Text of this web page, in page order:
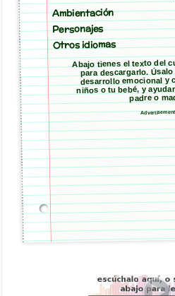
Ambientación
Personajes
Otros idiomas
Abajo tienes el texto del
para descargarlo.
desarrollo emocional y
niños o tu bebé, y
padre o
Advertisement